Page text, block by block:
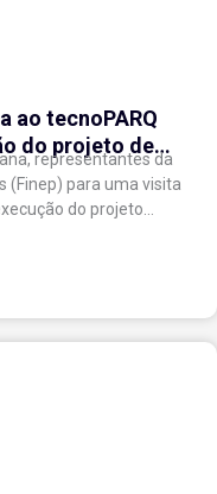
ao tecnoPARQ
do projeto de
representantes da
(Finep) para uma visita
do projeto